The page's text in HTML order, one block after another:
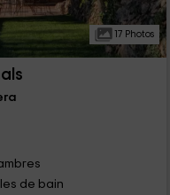
17 Photos
de bain